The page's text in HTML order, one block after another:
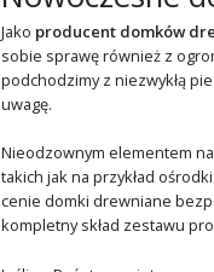
Jako producent domków
sobie sprawę również z
podchodzimy z niezwykłą
uwagę.
Nieodzownym elementem
takich jak na przykład
cenie domki drewniane
kompletny skład zestawu